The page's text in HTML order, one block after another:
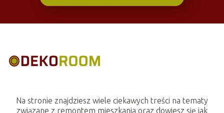
Na stronie znajdziesz wiele ciekawych treści na tematy
związane z remontem mieszkania oraz dowiesz się jak